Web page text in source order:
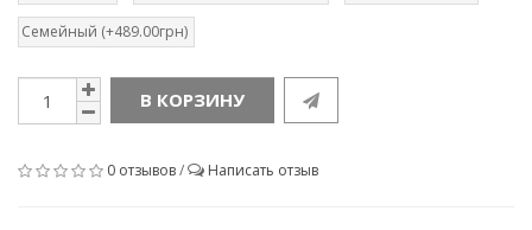
Семейный (+489.00грн)
В КОРЗИНУ
0 отзывов/ Написать отзыв